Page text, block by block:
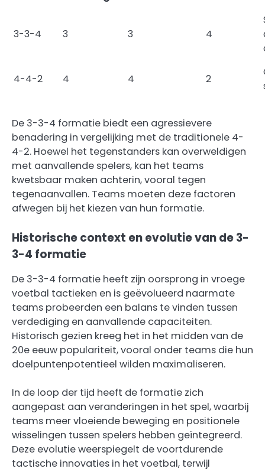
3-3-4 3 3 4
4-4-2 4 4 2
De 3-3-4 formatie biedt een agressievere
benadering in vergelijking met de traditionele 4-
4-2. Hoewel het tegenstanders kan overweldigen
met aanvallende spelers, kan het teams
kwetsbaar maken achterin, vooral tegen
tegenaanvallen. Teams moeten deze factoren
afwegen bij het kiezen van hun formatie.
Historische context en evolutie van de 3-
3-4 formatie
De 3-3-4 formatie heeft zijn oorsprong in vroege
voetbal tactieken en is geëvolueerd naarmate
teams probeerden een balans te vinden tussen
verdediging en aanvallende capaciteiten.
Historisch gezien kreeg het in het midden van de
20e eeuw populariteit, vooral onder teams die hun
doelpuntenpotentieel wilden maximaliseren.
In de loop der tijd heeft de formatie zich
aangepast aan veranderingen in het spel, waarbij
teams meer vloeiende beweging en positionele
wisselingen tussen spelers hebben geïntegreerd.
Deze evolutie weerspiegelt de voortdurende
tactische innovaties in het voetbal, terwijl